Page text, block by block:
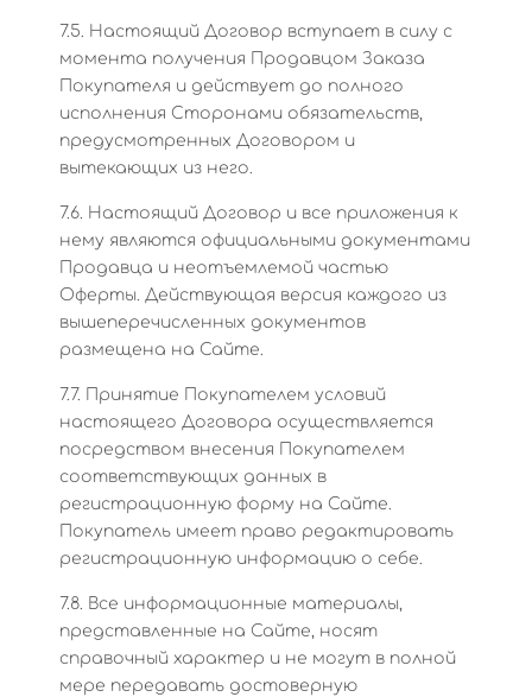
7.5. Настоящий Договор вступает в силу с
момента получения Продавцом Заказа
Покупателя и действует до полного
исполнения Сторонами обязательств,
предусмотренных Договором и
вытекающих из него.
7.6. Настоящий Договор и все приложения к
нему являются официальными документами
Продавца и неотъемлемой частью
Оферты. Действующая версия каждого из
вышеперечисленных документов
размещена на Сайте.
7.7. Принятие Покупателем условий
настоящего Договора осуществляется
посредством внесения Покупателем
соответствующих данных в
регистрационную форму на Сайте.
Покупатель имеет право редактировать
регистрационную информацию о себе.
7.8. Все информационные материалы,
представленные на Сайте, носят
справочный характер и не могут в полной
мере передавать достоверную